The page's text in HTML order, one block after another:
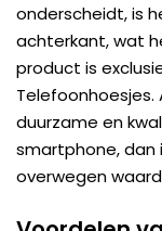
onderscheidt, is
achterkant, wat
product is
Telefoonhoesjes.
duurzame en
smartphone, dan
overwegen